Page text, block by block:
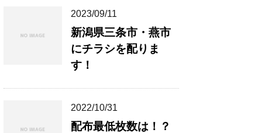
2023/09/11
新潟県三条市・燕市
にチラシを配りま
す！
2022/10/31
配布最低枚数は！？